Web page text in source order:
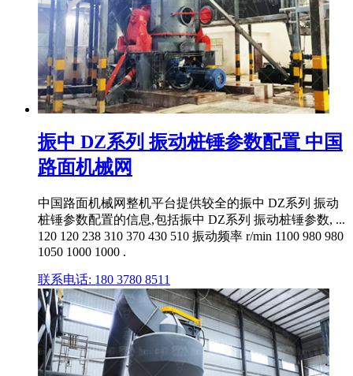
振中 DZ系列 振动桩锤参数配置 中国
路面机械网
中国路面机械网整机平台提供较全的振中 DZ系列 振动
桩锤参数配置的信息,包括振中 DZ系列 振动桩锤参数, ...
120 120 238 310 370 430 510 振动频率 r/min 1100 980 980
1050 1000 1000 .
联系电话: 180 3780 8511